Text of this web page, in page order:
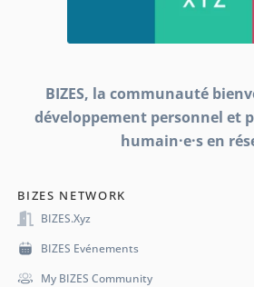
BIZES, la communauté
développement personnel et
humain·e·s en
BIZES NETWORK
BIZES.xyz
BIZES Evénements
My BIZES Community